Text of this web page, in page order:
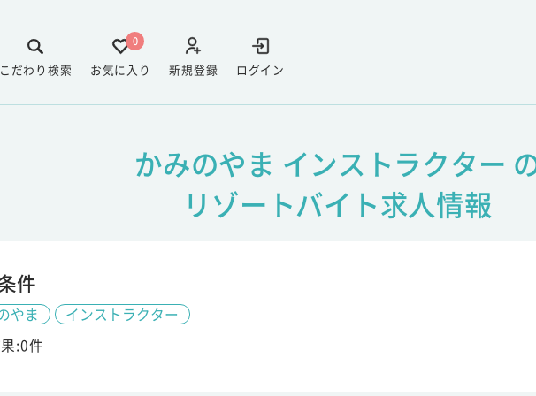
ログイン
新規登録
0
お気に入り
こだわり検索
かみのやま インストラクター
リゾートバイト求人情報
件
やま
インストラクター
:0件